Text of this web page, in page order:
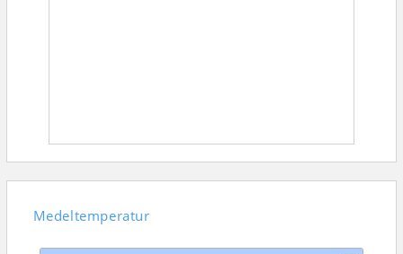
Medeltemperatur